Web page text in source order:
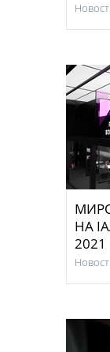
НА
2021